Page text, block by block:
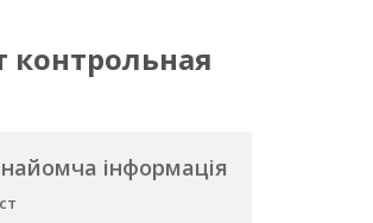
контрольная
інформація